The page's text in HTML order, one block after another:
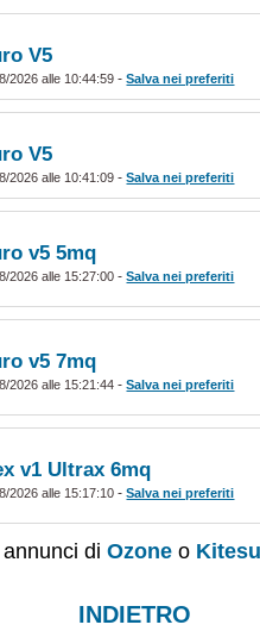
V5
2026 alle 10:44:59 -Salva nei preferiti
V5
2026 alle 10:41:09 -Salva nei preferiti
v5 5mq
2026 alle 15:27:00 -Salva nei preferiti
v5 7mq
2026 alle 15:21:44 -Salva nei preferiti
v1 Ultrax 6mq
2026 alle 15:17:10 -Salva nei preferiti
annunci diOzone o
INDIETRO